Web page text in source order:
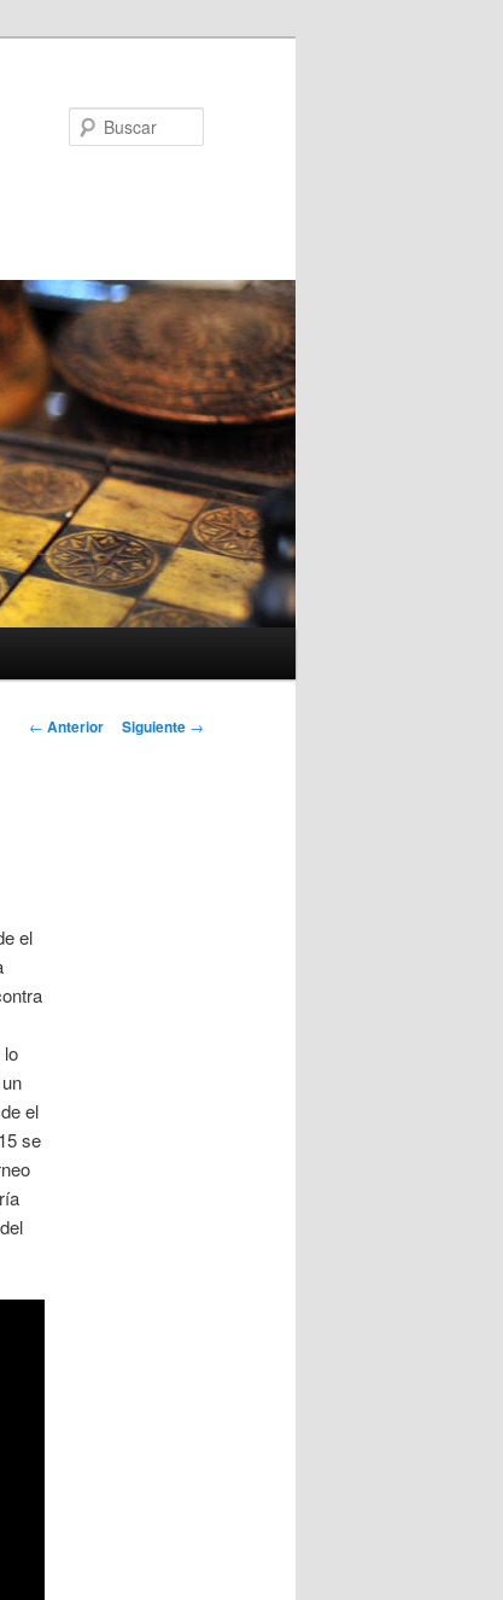
Navegación
← Anterior Siguiente →
el
lo
el
se